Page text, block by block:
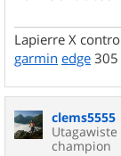
Lapierre X
garmin edge 305
clems5555
Utagawiste
champion